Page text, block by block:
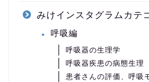
みけインスタグラムカテ
呼吸編
呼吸器の生理学
呼吸器疾患の病態生理
患者さんの評価、呼吸